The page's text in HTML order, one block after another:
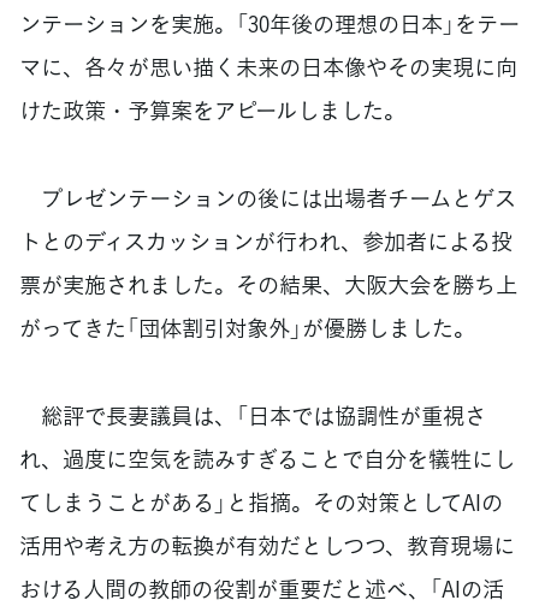
ンテーションを実施。「30年後の理想の日本」をテー
マに、各々が思い描く未来の日本像やその実現に向
けた政策・予算案をアピールしました。
プレゼンテーションの後には出場者チームとゲス
トとのディスカッションが行われ、参加者による投
票が実施されました。その結果、大阪大会を勝ち上
がってきた「団体割引対象外」が優勝しました。
総評で長妻議員は、「日本では協調性が重視さ
れ、過度に空気を読みすぎることで自分を犠牲にし
てしまうことがある」と指摘。その対策としてAIの
活用や考え方の転換が有効だとしつつ、教育現場に
おける人間の教師の役割が重要だと述べ、「AIの活